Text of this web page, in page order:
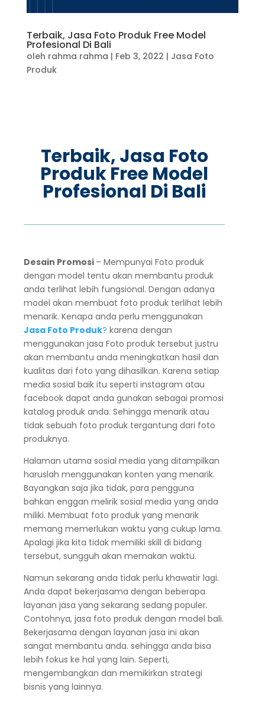
Terbaik, Jasa Foto Produk Free Model
Profesional Di Bali
oleh rahma rahma | Feb 3, 2022 | Jasa Foto
Produk
Terbaik, Jasa Foto
Produk Free Model
Profesional Di Bali
Desain Promosi – Mempunyai Foto produk
dengan model tentu akan membantu produk
anda terlihat lebih fungsional. Dengan adanya
model akan membuat foto produk terlihat lebih
menarik. Kenapa anda perlu menggunakan
Jasa Foto Produk? karena dengan
menggunakan jasa Foto produk tersebut justru
akan membantu anda meningkatkan hasil dan
kualitas dari foto yang dihasilkan. Karena setiap
media sosial baik itu seperti instagram atau
facebook dapat anda gunakan sebagai promosi
katalog produk anda. Sehingga menarik atau
tidak sebuah foto produk tergantung dari foto
produknya.
Halaman utama sosial media yang ditampilkan
haruslah menggunakan konten yang menarik.
Bayangkan saja jika tidak, para pengguna
bahkan enggan melirik sosial media yang anda
miliki. Membuat foto produk yang menarik
memang memerlukan waktu yang cukup lama.
Apalagi jika kita tidak memiliki skill di bidang
tersebut, sungguh akan memakan waktu.
Namun sekarang anda tidak perlu khawatir lagi.
Anda dapat bekerjasama dengan beberapa
layanan jasa yang sekarang sedang populer.
Contohnya, jasa foto produk dengan model bali.
Bekerjasama dengan layanan jasa ini akan
sangat membantu anda. sehingga anda bisa
lebih fokus ke hal yang lain. Seperti,
mengembangkan dan memikirkan strategi
bisnis yang lainnya.